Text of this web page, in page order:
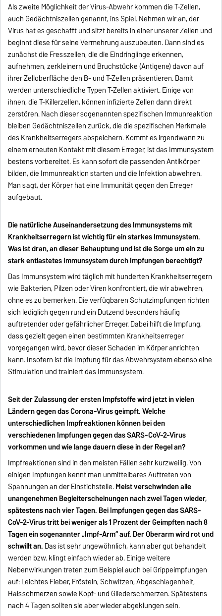
Als zweite Möglichkeit der Virus-Abwehr kommen die T-Zellen,
auch Gedächtniszellen genannt, ins Spiel. Nehmen wir an, der
Virus hat es geschafft und sitzt bereits in einer unserer Zellen und
beginnt diese für seine Vermehrung auszubeuten. Dann sind es
zunächst die Fresszellen, die die Eindringlinge erkennen,
aufnehmen, zerkleinern und Bruchstücke (Antigene) davon auf
ihrer Zelloberfläche den B- und T-Zellen präsentieren. Damit
werden unterschiedliche Typen T-Zellen aktiviert. Einige von
ihnen, die T-Killerzellen, können infizierte Zellen dann direkt
zerstören. Nach dieser sogenannten spezifischen Immunreaktion
bleiben Gedächtniszellen zurück, die die spezifischen Merkmale
des Krankheitserregers abspeichern. Kommt es irgendwann zu
einem erneuten Kontakt mit diesem Erreger, ist das Immunsystem
bestens vorbereitet. Es kann sofort die passenden Antikörper
bilden, die Immunreaktion starten und die Infektion abwehren.
Man sagt, der Körper hat eine Immunität gegen den Erreger
aufgebaut.
Die natürliche Auseinandersetzung des Immunsystems mit
Krankheitserregern ist wichtig für ein starkes Immunsystem.
Was ist dran, an dieser Behauptung und ist die Sorge um ein zu
stark entlastetes Immunsystem durch Impfungen berechtigt?
Das Immunsystem wird täglich mit hunderten Krankheitserregern
wie Bakterien, Pilzen oder Viren konfrontiert, die wir abwehren,
ohne es zu bemerken. Die verfügbaren Schutzimpfungen richten
sich lediglich gegen rund ein Dutzend besonders häufig
auftretender oder gefährlicher Erreger. Dabei hilft die Impfung,
dass gezielt gegen einen bestimmten Krankheitserreger
vorgegangen wird, bevor dieser Schaden im Körper anrichten
kann. Insofern ist die Impfung für das Abwehrsystem ebenso eine
Stimulation und trainiert das Immunsystem.
Seit der Zulassung der ersten Impfstoffe wird jetzt in vielen
Ländern gegen das Corona-Virus geimpft. Welche
unterschiedlichen Impfreaktionen können bei den
verschiedenen Impfungen gegen das SARS-CoV-2-Virus
vorkommen und wie lange dauern diese in der Regel an?
Impfreaktionen sind in den meisten Fällen sehr kurzweilig. Von
einigen Impfungen kennt man unmittelbares Auftreten von
Spannungen an der Einstichstelle.Meist verschwinden alle
unangenehmen Begleiterscheinungen nach zwei Tagen wieder,
spätestens nach vier Tagen. Bei Impfungen gegen das SARS-
CoV-2-Virus tritt bei weniger als 1 Prozent der Geimpften nach 8
Tagen ein sogenannter „Impf-Arm“ auf. Der Oberarm wird rot und
schwillt an. Das ist sehr ungewöhnlich, kann aber gut behandelt
werden bzw. klingt einfach wieder ab. Einige weitere
Nebenwirkungen treten zum Beispiel auch bei Grippeimpfungen
auf: Leichtes Fieber, Frösteln, Schwitzen, Abgeschlagenheit,
Halsschmerzen sowie Kopf- und Gliederschmerzen. Spätestens
nach 4 Tagen sollten sie aber wieder abgeklungen sein.